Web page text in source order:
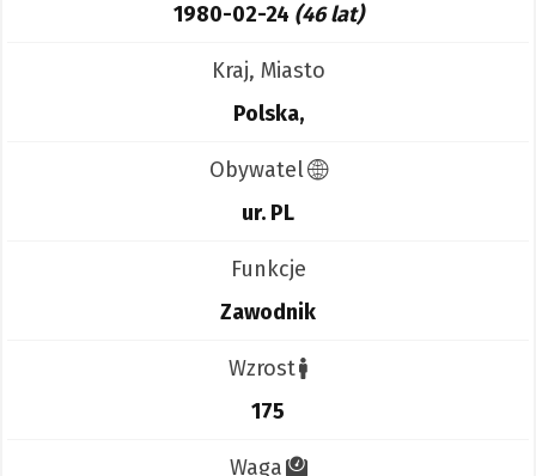
1980-02-24 (46 lat)
Kraj, Miasto
Polska,
Obywatel
ur. PL
Funkcje
Zawodnik
Wzrost
175
Waga